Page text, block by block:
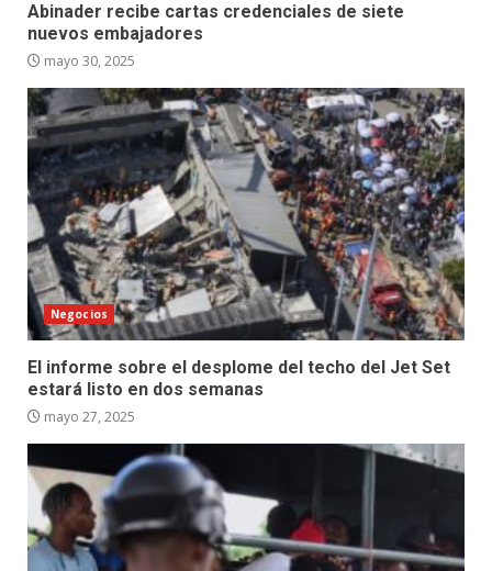
Abinader recibe cartas credenciales de siete
nuevos embajadores
mayo 30, 2025
Negocios
El informe sobre el desplome del techo del Jet Set
estará listo en dos semanas
mayo 27, 2025